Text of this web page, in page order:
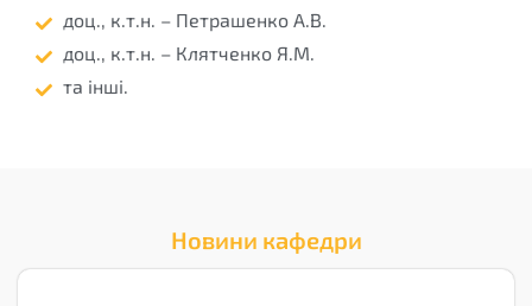
доц., к.т.н. – Петрашенко А.В.
доц., к.т.н. – Клятченко Я.М.
та інші.
Новини кафедри